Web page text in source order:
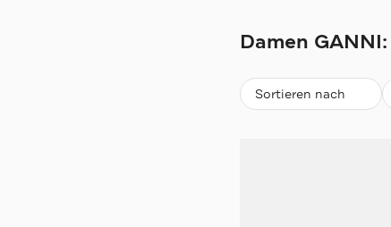
Damen GANNI:
Sortieren nach
Beliebteste